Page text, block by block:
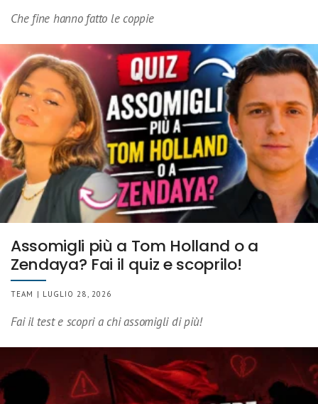
Che fine hanno fatto le coppie
Assomigli più a Tom Holland o a
Zendaya? Fai il quiz e scoprilo!
TEAM | LUGLIO 28, 2026
Fai il test e scopri a chi assomigli di più!